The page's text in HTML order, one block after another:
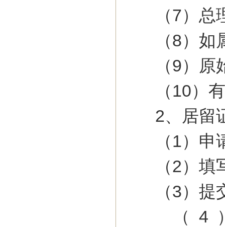
（7）总理
（8）如属
（9）原
（10）有
2、居留
（1）申请
（2）填写
（3）提交
（4）